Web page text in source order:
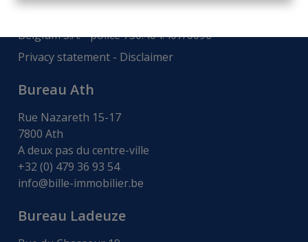
Belgium S.A. - police 730.404.407/0096
Privacy statement - Disclaimer
Bureau Ath
Rue Nazareth 15-17
7800 Ath
A deux pas du centre-ville
+32 (0) 479 36 93 54
info@bille-immobilier.be
Bureau Ladeuze